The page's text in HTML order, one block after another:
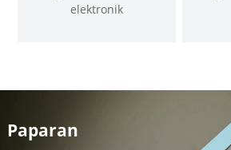
elektronik
Paparan